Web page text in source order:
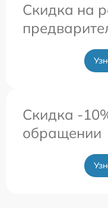
Скидка на
Скидка -
обращении